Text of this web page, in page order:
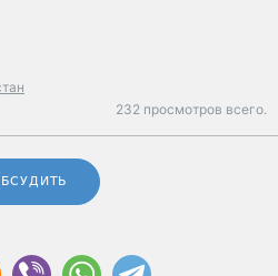
232 просмотров всего.